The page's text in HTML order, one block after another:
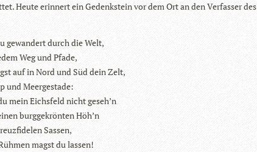
Heute erin­nert ein Gedenk­stein vor dem Ort an den Ver­fas­ser des
gewan­dert durch die Welt,
Weg und Pfade,
auf in Nord und Süd dein Zelt,
und Meergestade:
mein Eichsfeld nicht geseh’n
burg­ge­krön­ten Höh’n
Sassen,
magst du lassen!